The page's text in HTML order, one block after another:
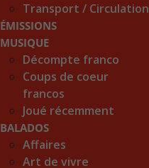
Transport / Circulation
ÉMISSIONS
MUSIQUE
Décompte franco
Coups de coeur
francos
Joué récemment
BALADOS
Affaires
Art de vivre